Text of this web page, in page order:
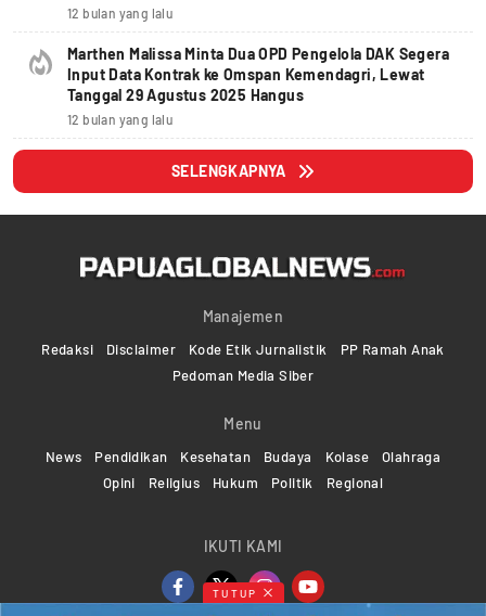
12 bulan yang lalu
Marthen Malissa Minta Dua OPD Pengelola DAK Segera
Input Data Kontrak ke Omspan Kemendagri, Lewat
Tanggal 29 Agustus 2025 Hangus
12 bulan yang lalu
SELENGKAPNYA
Manajemen
Redaksi Disclaimer Kode Etik Jurnalistik
PP Ramah Anak
Pedoman Media Siber
Menu
News Pendidikan Kesehatan Budaya Kolase
Olahraga
Opini
Religius Hukum Politik Regional
IKUTI KAMI
TUTUP